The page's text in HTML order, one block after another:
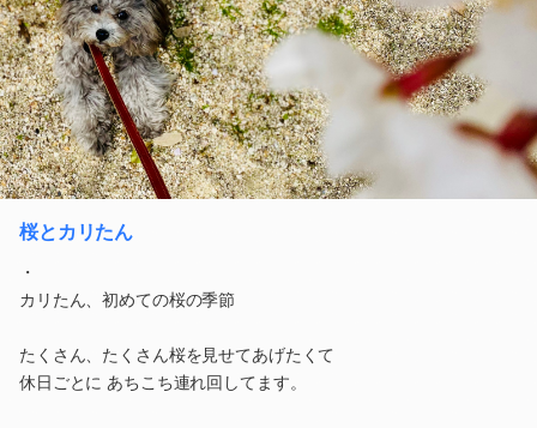
桜とカリたん
・
カリたん、初めての桜の季節
たくさん、たくさん桜を見せてあげたくて
休日ごとに あちこち連れ回してます。